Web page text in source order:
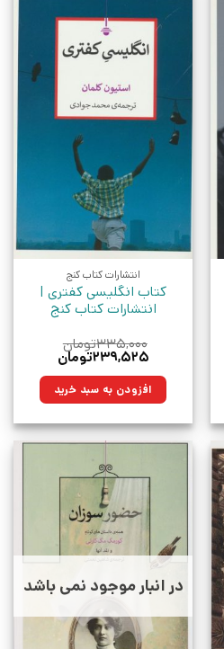
انتشارات کتاب کنج
کتاب انگلیسی کفتری |
انتشارات کتاب کنج
۳۳۵,۰۰۰تومان
قیمت
۳۳۵,۰۰۰تومان
بود.
۲۳۹,۵۲۵تومان
۲۳۹,۵۲۵تومان.افزودن به سبد خرید
در انبار موجود نمی باشد